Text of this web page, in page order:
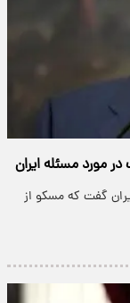
مورد مسئله ایران
گفت که مسکو از